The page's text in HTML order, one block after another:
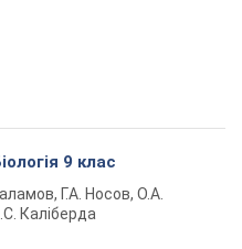
9 клас
Г.А. Носов, О.А.
Каліберда